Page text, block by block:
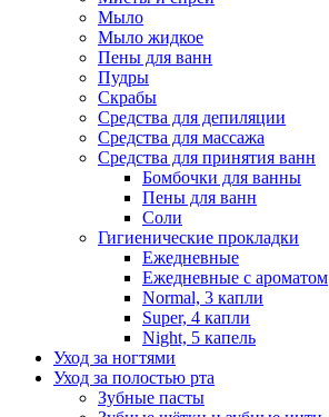
Мыло
Мыло жидкое
Пены для ванн
Пудры
Скрабы
Средства для депиляции
Средства для массажа
Средства для принятия ванн
Бомбочки для ванны
Пены для ванн
Соли
Гигиенические прокладки
Ежедневные
Ежедневные с ароматом
Normal, 3 капли
Super, 4 капли
Night, 5 капель
Уход за ногтями
Уход за полостью рта
Зубные пасты